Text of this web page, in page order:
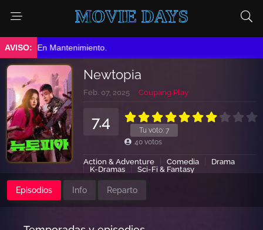
MOVIE DAYS
➤ En Mantenimiento.
Newtopia
Feb. 07, 2025 Coupang Play
Tu voto: 7
7.4
40 votos
Action & Adventure Comedia
Drama
K-Dramas
Sci-Fi & Fantasy
Episodios Info Reparto